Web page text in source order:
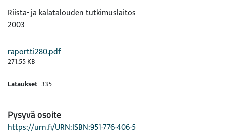
Riista- ja kalatalouden tutkimuslaitos
2003
raportti280.pdf
271.55 KB
Lataukset 335
Pysyvä osoite
https://urn.fi/URN:ISBN:951-776-406-5